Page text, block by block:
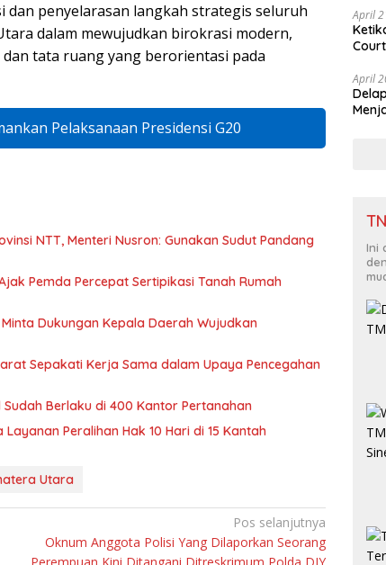
dan penyelarasan langkah strategis seluruh
dalam mewujudkan birokrasi modern,
tata ruang yang berorientasi pada
Pelaksanaan Presidensi G20
NTT, Menteri Nusron: Gunakan Sudut Pandang
Pemda Percepat Sertipikasi Tanah Rumah
Dukungan Kepala Daerah Wujudkan
Sepakati Kerja Sama dalam Upaya Pencegahan
Berlaku di 400 Kantor Pertanahan
Peralihan Hak 10 Hari di 15 Kantah
Utara
Pos selanjutnya
Oknum Anggota Polisi Yang Dilaporkan Seorang
April
April
Ini